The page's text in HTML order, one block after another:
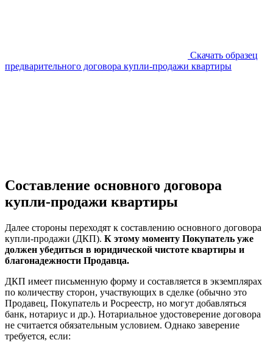
Скачать образец
предварительного договора купли-продажи квартиры
Составление основного договора
купли-продажи квартиры
Далее стороны переходят к составлению основного договора
купли-продажи (ДКП). К этому моменту Покупатель уже
должен убедиться в юридической чистоте квартиры и
благонадежности Продавца.
ДКП имеет письменную форму и составляется в экземплярах
по количеству сторон, участвующих в сделке (обычно это
Продавец, Покупатель и Росреестр, но могут добавляться
банк, нотариус и др.). Нотариальное удостоверение договора
не считается обязательным условием. Однако заверение
требуется, если: